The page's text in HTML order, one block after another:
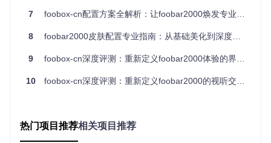
2.1 智能封面处理机制：打造视觉焦点的专辑展示
foobox-cn通过 script/images/目录下的封面处理脚本，实
现了专辑封面的智能优化。系统会自动识别音乐文件中的封面
script/js_panels/infoArt.js
进行裁剪、
阴影添加和圆角处理，确保不同尺寸的封面图片都能以最佳效
果展示。对于缺少封面的文件，系统会自动匹配
script/imag
es/cover_default.jpg 作为默认封面，保持界面的统一
foobar2000美化方案封面设计 - 个性化音乐视觉标识
7 foobox-cn配置方案全解析：让foobar2000焕发专业音乐体验
8 foobar2000皮肤配置专业指南：从基础美化到深度定制的音乐体验升级
9 foobox-cn深度评测：重新定义foobar2000体验的界面美学革命
10 foobox-cn深度评测：重新定义foobar2000的视听交互体验
热门项目推荐相关项目推荐